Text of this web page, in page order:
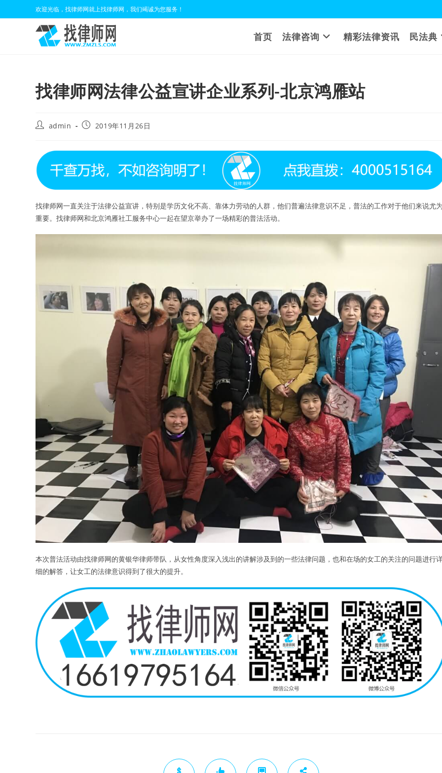
to
欢迎光临，找律师网就上找律师网，我们竭诚为您服务！
首页 法律咨询 精彩法律资讯 民法典
找律师网法律公益宣讲企业系列-北京鸿雁站
Postadmin
Post2019年11月26日
找律师网一直关注于法律公益宣讲，特别是学历文化不高、靠体力劳动的人群，他们普遍法律意识不足，普法的工作对于他们来说尤
重要。找律师网和北京鸿雁社工服务中心一起在望京举办了一场精彩的普法活动。
本次普法活动由找律师网的黄银华律师带队，从女性角度深入浅出的讲解涉及到的一些法律问题，也和在场的女工的关注的问题进行
细的解答，让女工的法律意识得到了很大的提升。